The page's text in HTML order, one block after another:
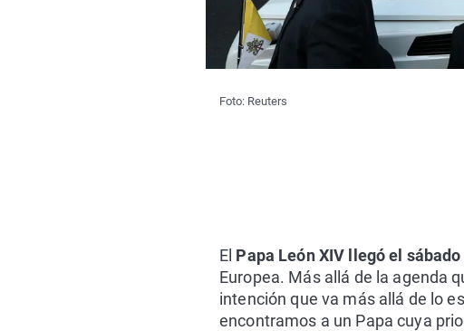
Foto: Reuters
El Papa León XIV llegó el sábado
Europea. Más allá de la agenda
intención que va más allá de lo
encontramos a un Papa cuya